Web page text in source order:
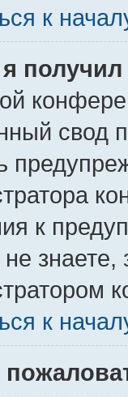
к
свод
к
знаете,
к